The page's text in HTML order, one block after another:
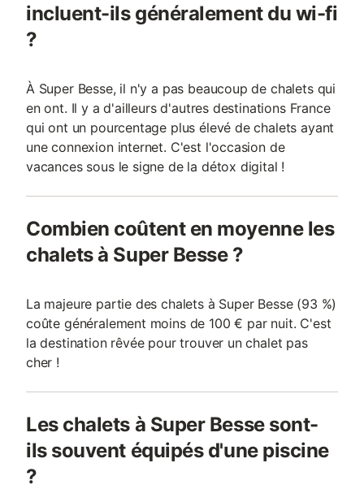
incluent-ils généralement du wi-fi
?
À Super Besse, il n'y a pas beaucoup de chalets qui
en ont. Il y a d'ailleurs d'autres destinations France
qui ont un pourcentage plus élevé de chalets ayant
une connexion internet. C'est l'occasion de
vacances sous le signe de la détox digital !
Combien coûtent en moyenne les
chalets à Super Besse ?
La majeure partie des chalets à Super Besse (93 %)
coûte généralement moins de 100 € par nuit. C'est
la destination rêvée pour trouver un chalet pas
cher !
Les chalets à Super Besse sont-
ils souvent équipés d'une piscine
?